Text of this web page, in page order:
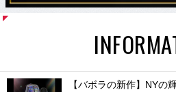
【バボラの新作】NYの